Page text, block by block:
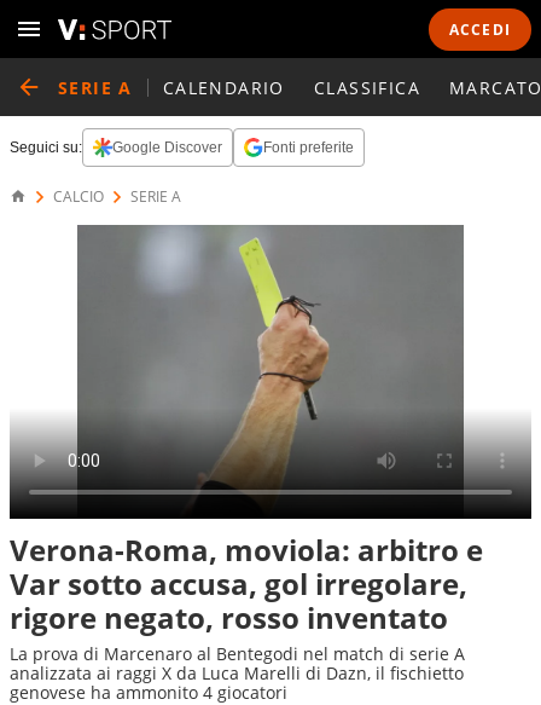
ACCEDI
SERIE A CALENDARIO CLASSIFICA
Seguici su: Google Discover Fonti preferite
CALCIO SERIE A
Verona-Roma, moviola: arbitro e
Var sotto accusa, gol irregolare,
rigore negato, rosso inventato
La prova di Marcenaro al Bentegodi nel match di serie A
analizzata ai raggi X da Luca Marelli di Dazn, il fischietto
genovese ha ammonito 4 giocatori